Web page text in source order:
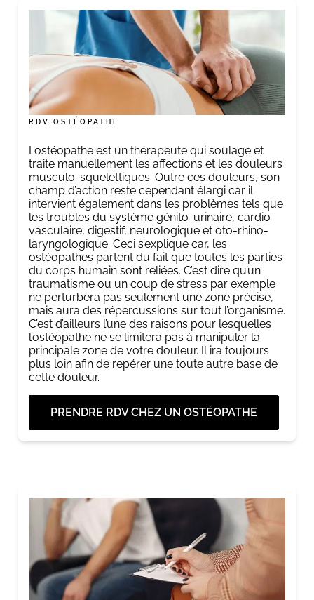
RDV OSTÉOPATHE
L’ostéopathe est un thérapeute qui soulage et
traite manuellement les affections et les douleurs
musculo-squelettiques. Outre ces douleurs, son
champ d’action reste cependant élargi car il
intervient également dans les problèmes tels que
les troubles du système génito-urinaire, cardio
vasculaire, digestif, neurologique et oto-rhino-
laryngologique. Ceci s’explique car, les
ostéopathes partent du fait que toutes les parties
du corps humain sont reliées. C’est dire qu’un
traumatisme ou un coup de stress par exemple
ne perturbera pas seulement une zone précise,
mais aura des répercussions sur tout l’organisme.
C’est d’ailleurs l’une des raisons pour lesquelles
l’ostéopathe ne se limitera pas à manipuler la
principale zone de votre douleur. Il ira toujours
plus loin afin de repérer une toute autre base de
cette douleur.
PRENDRE RDV CHEZ UN OSTÉOPATHE